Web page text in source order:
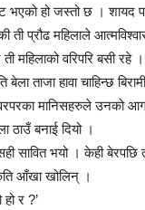
भएको हो जस्तो छ । शायद
ती प्रौढ महिलाले
महिलाको वरिपरि बसी रहे ।
ताजा हावा चाहिन्छ
मानिसहरुले उनको
बनाई दियो ।
सावित भयो । केही
आँखा खोलिन् ।
र ?’